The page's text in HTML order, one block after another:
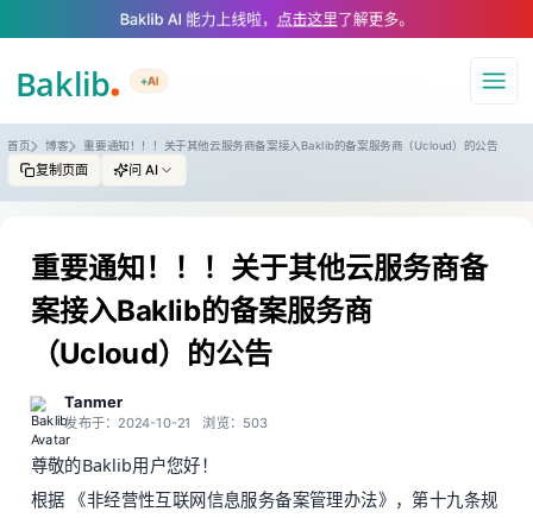
A Markdown version of this page is available at https://
Baklib AI 能力上线啦， 点击这里了解更多。
+AI
导航
首页 博客 重要通知！！！关于其他云服务商备案接入Baklib的备案服务商（Ucloud）的公告
复制页面 问 AI
重要通知！！！关于其他云服务商备
案接入Baklib的备案服务商
（Ucloud）的公告
Tanmer
发布于：2024-10-21 浏览：503
尊敬的Baklib用户您好！
根据 《非经营性互联网信息服务备案管理办法》，第十九条规